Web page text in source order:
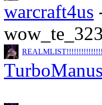
warcraft4us
TurboManus